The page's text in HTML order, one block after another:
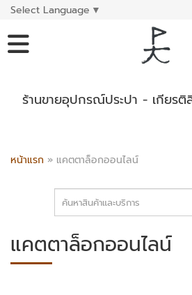
Select Language ▼
ร้านขายอุปกรณ์ประปา - เกียร
หน้าแรก » แคตตาล็อกออนไลน์
แคตตาล็อกออนไลน์